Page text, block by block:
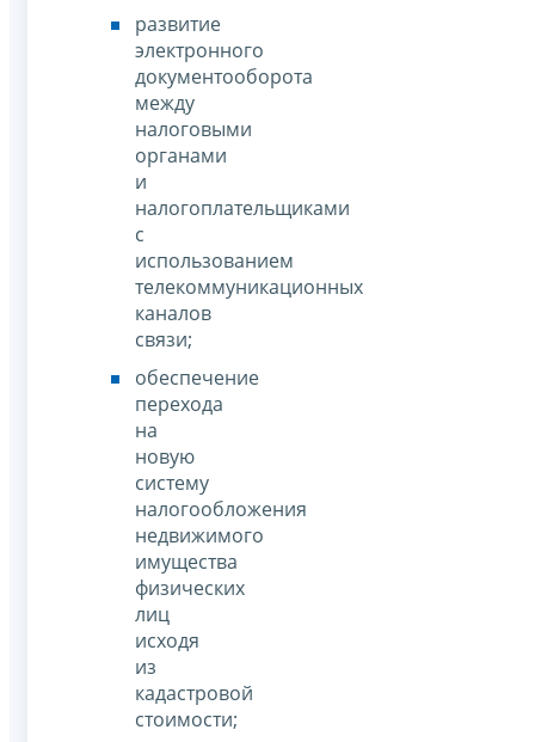
развитие
электронного
документооборота
между
налоговыми
органами
и
налогоплательщиками
с
использованием
телекоммуникационных
каналов
связи;
обеспечение
перехода
на
новую
систему
налогообложения
недвижимого
имущества
физических
лиц
исходя
из
кадастровой
стоимости;